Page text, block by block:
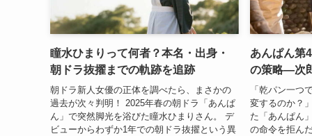
瞳水ひまりって何者？本名・出身・
朝ドラ抜擢までの軌跡を追跡
朝ドラ新人女優の正体を調べたら、まさかの
過去が次々判明！ 2025年春の朝ドラ「あんぱ
ん」で突然脚光を浴びた瞳水ひまりさん。 デ
ビューからわずか1年での朝ドラ抜擢という異
あんぱん第
の策略―次
「乾パン一つ
変するのか？
た「あんぱん
の命令を拒ん